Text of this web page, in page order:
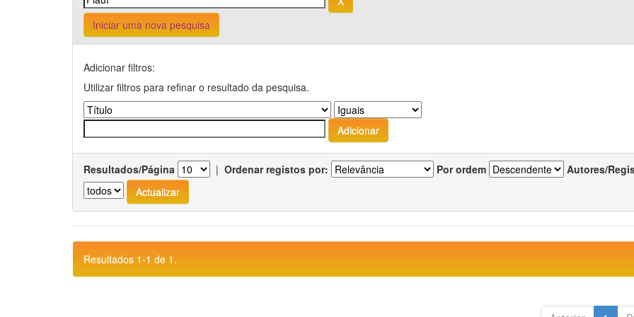
Iniciar uma nova pesquisa
Adicionar filtros:
Utilizar filtros para refinar o resultado da pesquisa.
Resultados/Página | Ordenar registos por: Por ordem Autores/
Resultados 1-1 de 1.